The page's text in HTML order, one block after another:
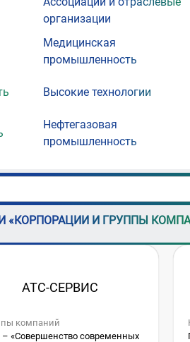
организации
Медицинская
промышленность
Высокие технологии
Нефтегазовая
промышленность
«КОРПОРАЦИИ И ГРУППЫ
АТС-СЕРВИС
компаний
«Совершенство современных